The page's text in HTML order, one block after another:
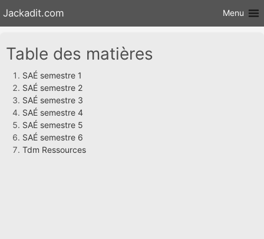
Aller au
Jackadit.com Menu
Table des matières
SAÉ semestre 1
SAÉ semestre 2
SAÉ semestre 3
SAÉ semestre 4
SAÉ semestre 5
SAÉ semestre 6
Tdm Ressources